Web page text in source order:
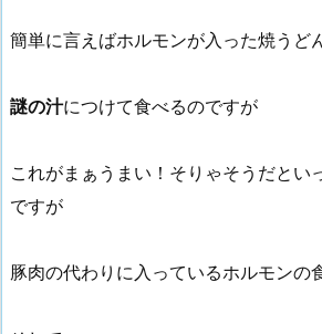
簡単に言えばホルモンが入った焼うど
謎の汁につけて食べるのですが
これがまぁうまい！そりゃそうだとい
ですが
豚肉の代わりに入っているホルモンの